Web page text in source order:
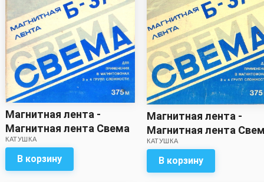
Магнитная лента -
Магнитная лента Свема
375м
КАТУШКА
В корзину
Магнитная лента -
Магнитная лента
375м
КАТУШКА
В корзину